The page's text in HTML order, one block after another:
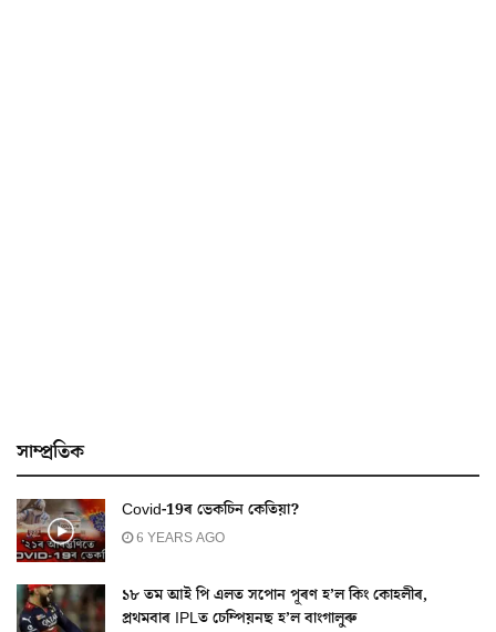
সাম্প্ৰতিক
Covid-19ৰ ভেকচিন কেতিয়া?
6 YEARS AGO
১৮ তম আই পি এলত সপোন পূৰণ হ’ল কিং কোহলীৰ,
প্ৰথমবাৰ IPLত চেম্পিয়নছ হ’ল বাংগালুৰু